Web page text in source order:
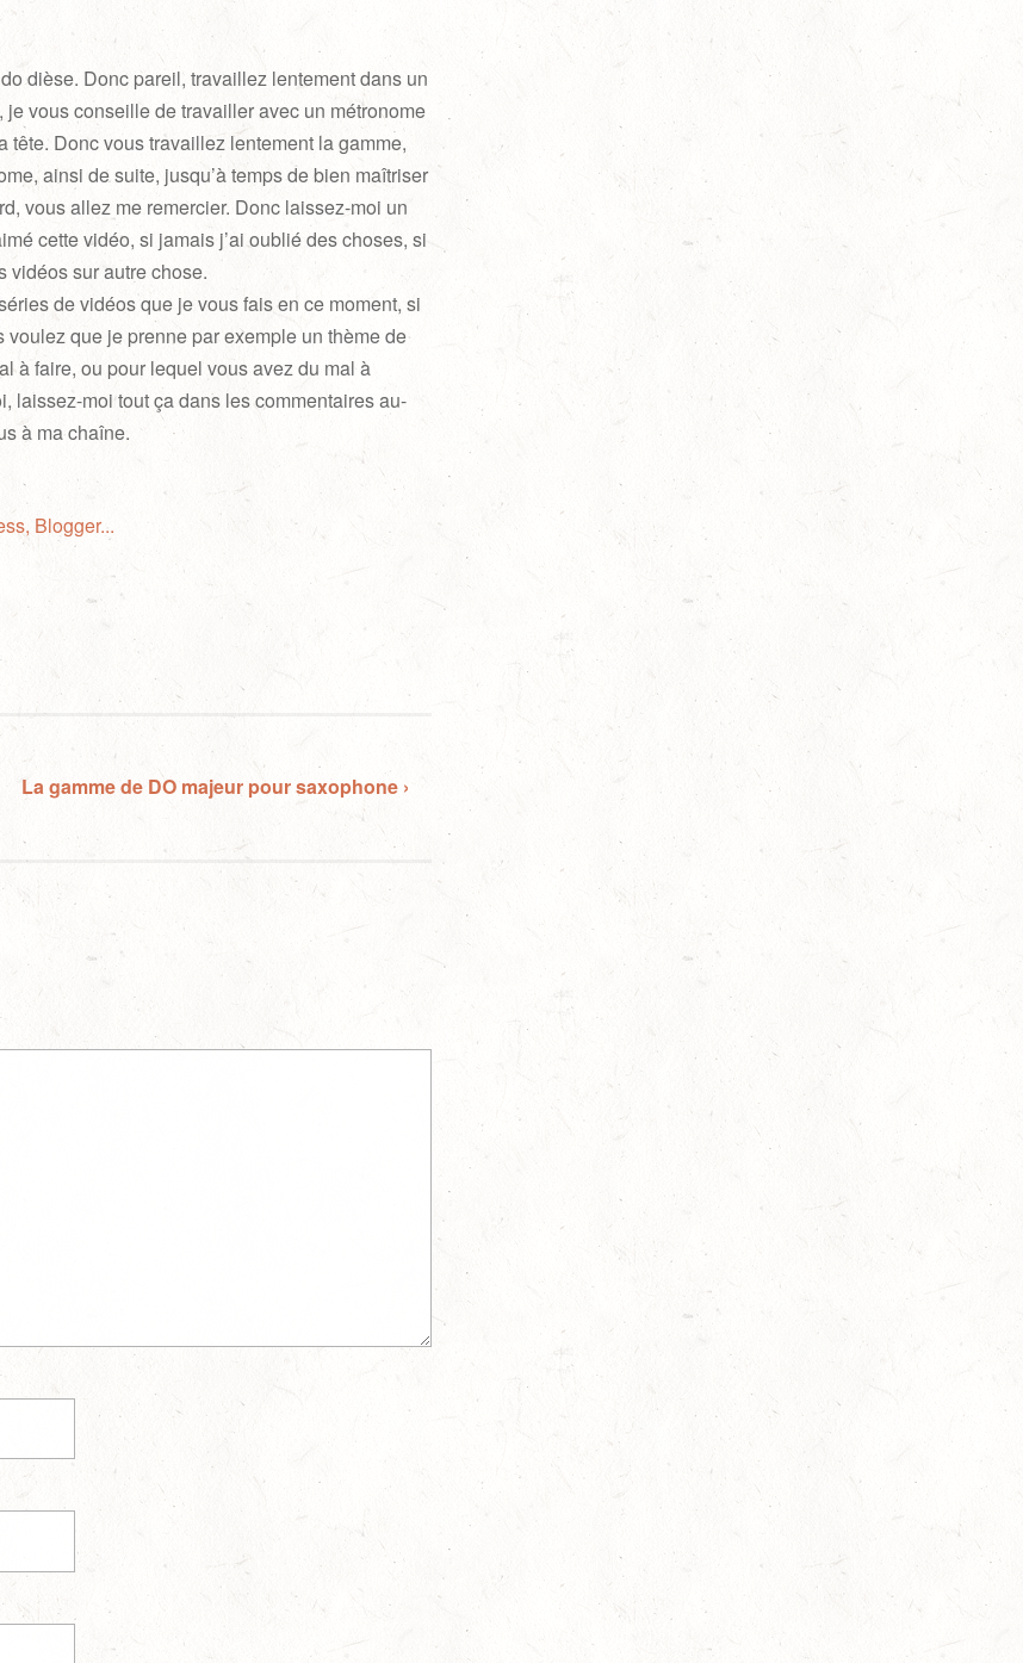
dièse. Donc pareil, travaillez lentement dans un
vous conseille de travailler avec un métronome
tête. Donc vous travaillez lentement la gamme,
ainsi de suite, jusqu’à temps de bien maîtriser
vous allez me remercier. Donc laissez-moi un
cette vidéo, si jamais j’ai oublié des choses, si
vidéos sur autre chose.
de vidéos que je vous fais en ce moment, si
que je prenne par exemple un thème de
à faire, ou pour lequel vous avez du mal à
laissez-moi tout ça dans les commentaires au-
à ma chaîne.
La gamme de DO majeur pour saxophone ›